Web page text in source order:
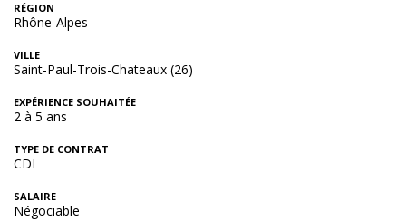
RÉGION
Rhône-Alpes
VILLE
Saint-Paul-Trois-Chateaux (26)
EXPÉRIENCE SOUHAITÉE
2 à 5 ans
TYPE DE CONTRAT
CDI
SALAIRE
Négociable